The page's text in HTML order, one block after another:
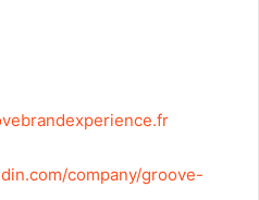
company/groove-